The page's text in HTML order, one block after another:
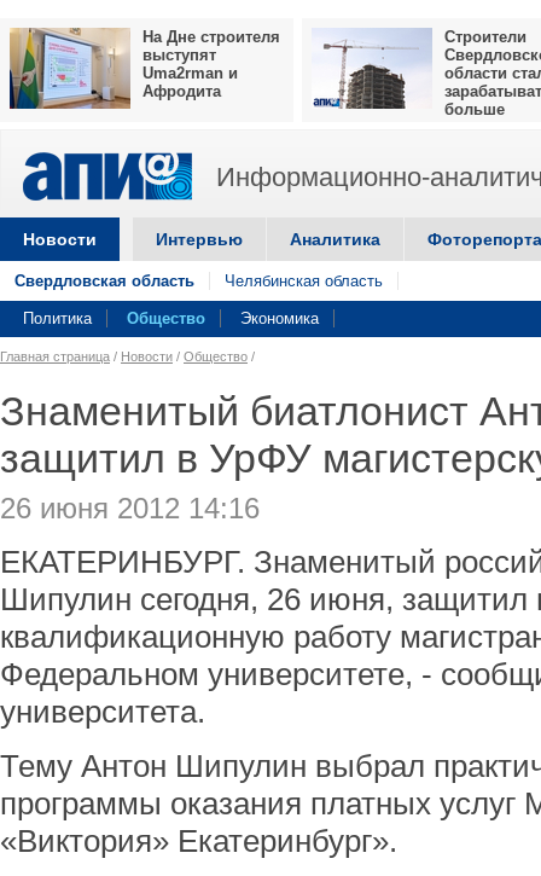
На Дне строителя
выступят
Uma2rman и
Афродита
Строители
области
больше
Информационно-
Новости Интервью Аналитика
Свердловская область Челябинская область
Политика Общество Экономика
Главная страница / Новости / Общество /
Знаменитый биатлонист
защитил в УрФУ
26 июня 2012 14:16
ЕКАТЕРИНБУРГ. Знаменитый
Шипулин сегодня, 26 июня, защитил
квалификационную работу
Федеральном университете, -
университета.
Тему Антон Шипулин выбрал
программы оказания платных
«Виктория» Екатеринбург».